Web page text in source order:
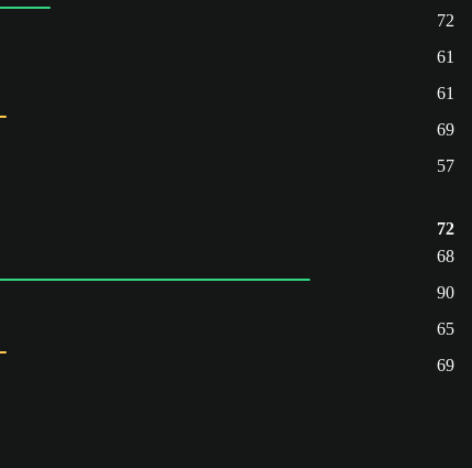
72
61
61
69
57
72
68
90
65
69